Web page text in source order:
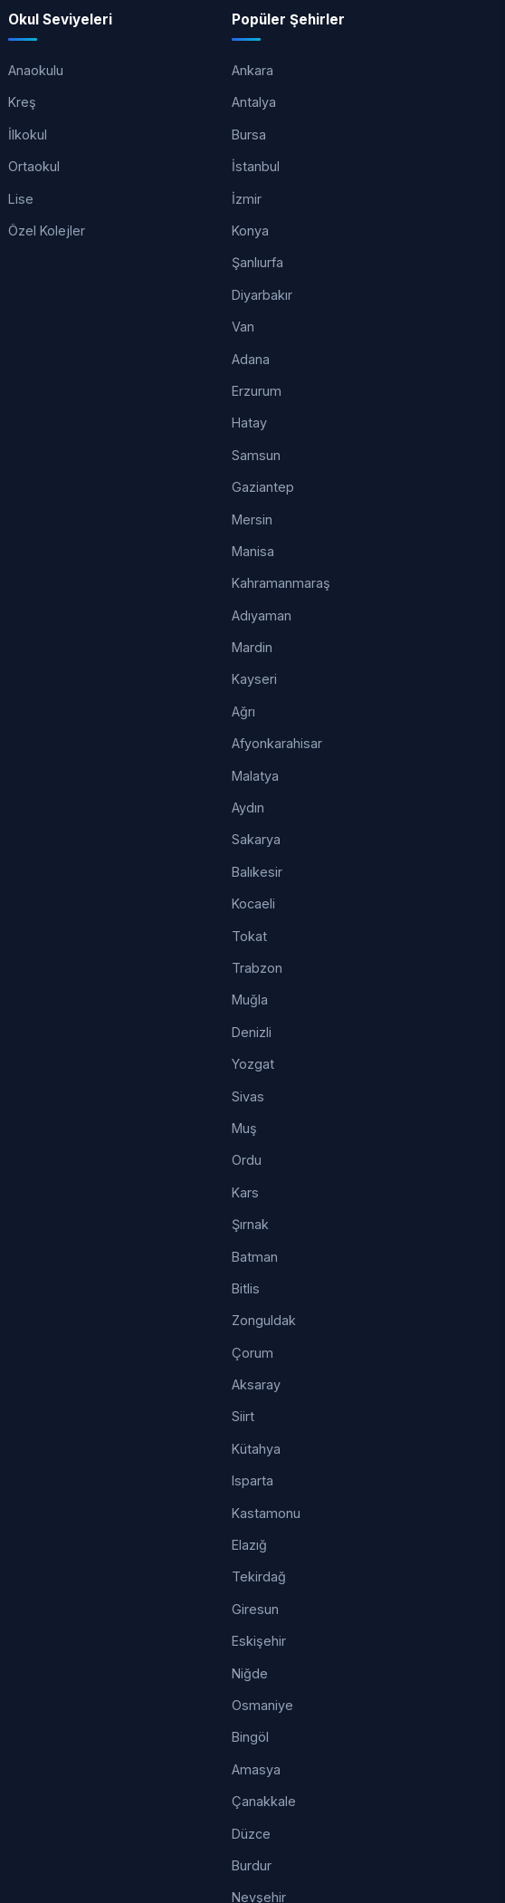
Okul Seviyeleri
Anaokulu
Kreş
İlkokul
Ortaokul
Lise
Özel Kolejler
Popüler Şehirler
Ankara
Antalya
Bursa
İstanbul
İzmir
Konya
Şanlıurfa
Diyarbakır
Van
Adana
Erzurum
Hatay
Samsun
Gaziantep
Mersin
Manisa
Kahramanmaraş
Adıyaman
Mardin
Kayseri
Ağrı
Afyonkarahisar
Malatya
Aydın
Sakarya
Balıkesir
Kocaeli
Tokat
Trabzon
Muğla
Denizli
Yozgat
Sivas
Muş
Ordu
Kars
Şırnak
Batman
Bitlis
Zonguldak
Çorum
Aksaray
Siirt
Kütahya
Isparta
Kastamonu
Elazığ
Tekirdağ
Giresun
Eskişehir
Niğde
Osmaniye
Bingöl
Amasya
Çanakkale
Düzce
Burdur
Nevşehir